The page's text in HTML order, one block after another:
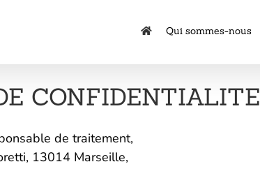
Qui sommes-nous
CONFIDENTIALITE
de traitement,
13014 Marseille,